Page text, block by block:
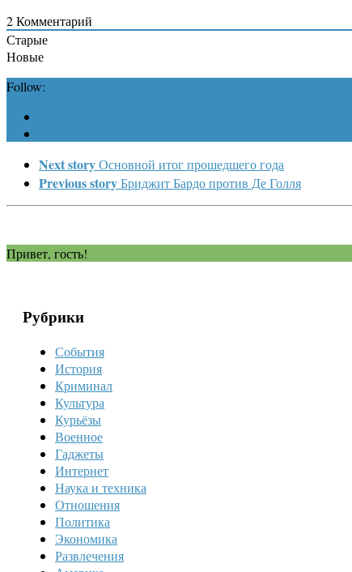
2Комментарий
Старые
Новые
Follow:
Next storyОсновной итог прошедшего года
Previous storyБриджит Бардо против Де Голля
Привет, гость!
Рубрики
События
История
Криминал
Культура
Курьёзы
Военное
Гаджеты
Интернет
Наука и техника
Отношения
Политика
Экономика
Развлечения